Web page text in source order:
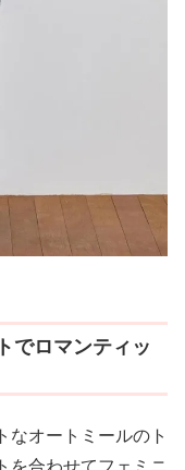
でロマンティッ
なオートミールのト